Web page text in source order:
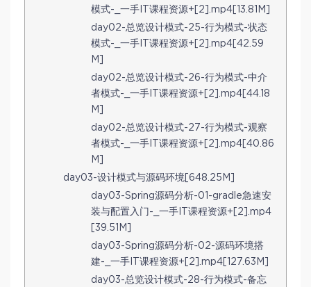
模式-_一手IT课程资源+[2].mp4[13.81M]
day02-总览设计模式-25-行为模式-状态
模式-_一手IT课程资源+[2].mp4[42.59
M]
day02-总览设计模式-26-行为模式-中介
者模式-_一手IT课程资源+[2].mp4[44.18
M]
day02-总览设计模式-27-行为模式-观察
者模式-_一手IT课程资源+[2].mp4[40.86
M]
day03-设计模式与源码环境[648.25M]
day03-Spring源码分析-01-gradle急速安
装与配置入门-_一手IT课程资源+[2].mp4
[39.51M]
day03-Spring源码分析-02-源码环境搭
建-_一手IT课程资源+[2].mp4[127.63M]
day03-总览设计模式-28-行为模式-备忘